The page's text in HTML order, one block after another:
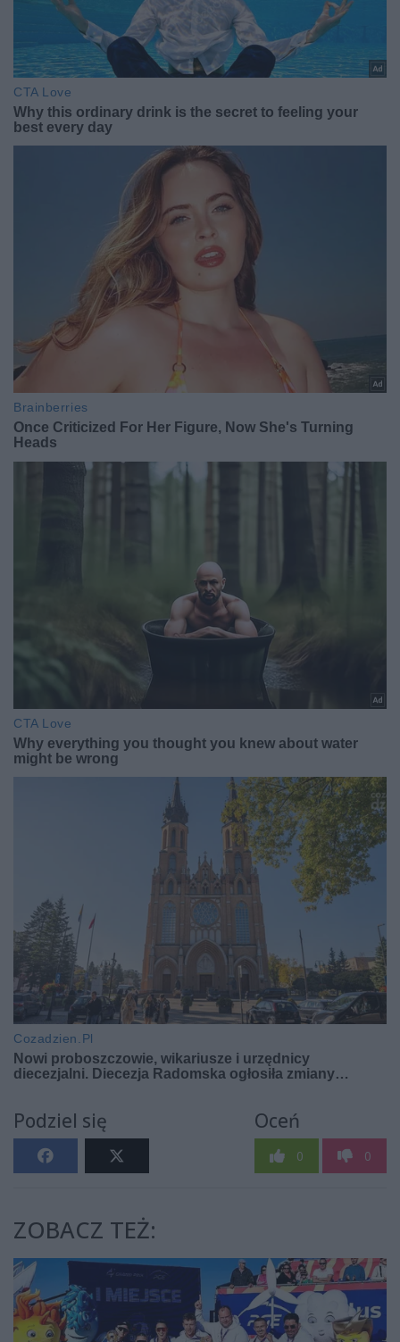
Podziel się Oceń
0 0
ZOBACZ TEŻ: